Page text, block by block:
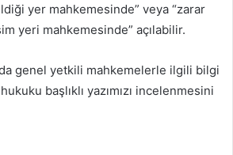
yer mahkemesinde” veya “zarar
yeri mahkemesinde” açılabilir.
genel yetkili mahkemelerle ilgili bilgi
başlıklı yazımızı incelenmesini